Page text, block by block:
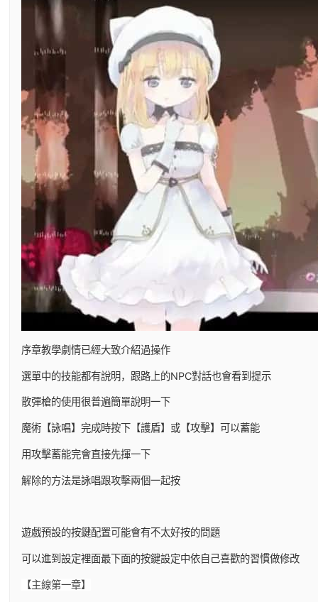
序章教學劇情已經大致介紹過操作
選單中的技能都有說明，跟路上的NPC對話也會看到提示
散彈槍的使用很普遍簡單說明一下
魔術【詠唱】完成時按下【護盾】或【攻擊】可以蓄能
用攻擊蓄能完會直接先揮一下
解除的方法是詠唱跟攻擊兩個一起按
遊戲預設的按鍵配置可能會有不太好按的問題
可以進到設定裡面最下面的按鍵設定中依自己喜歡的習慣做修改
【主線第一章】